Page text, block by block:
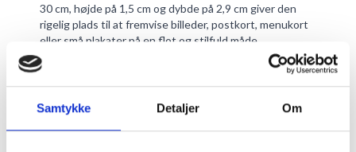
Samtykke Detaljer Om
30 cm, højde på 1,5 cm og dybde på 2,9 cm giver den
rigelig plads til at fremvise billeder, postkort, menukort
eller små plakater på en flot og stilfuld måde.
Holderen kan anvendes både stående på hylde, bord
eller reol – og kan nemt monteres på væggen. På
bagsiden er der lavet plads til to skruer, så den hænger
stabilt og plant mod væggen. Det gør den ideel til både
privat indretning og professionel brug i butikker, caféer,
gallerier og kontorer.